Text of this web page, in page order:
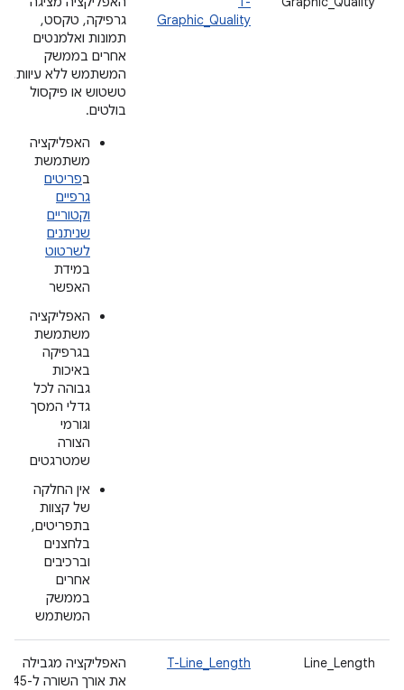
Graphic_Quality
גרפיקה, טקסט,
תמונות ואלמנטים
אחרים בממשק
המשתמש ללא עיוות,
טשטוש או פיקסול
בולטים.
האפליקציה
משתמשת
בפריטים
גרפיים
וקטוריים
שניתנים
לשרטוט
במידת
האפשר
האפליקציה
משתמשת
בגרפיקה
באיכות
גבוהה לכל
גדלי המסך
וגורמי
הצורה
שמטרגטים
אין החלקה
של קצוות
בתפריטים,
בלחצנים
וברכיבים
אחרים
בממשק
המשתמש
Line_Length
T-Line_Length
האפליקציה מגבילה
את אורך השורה ל-45